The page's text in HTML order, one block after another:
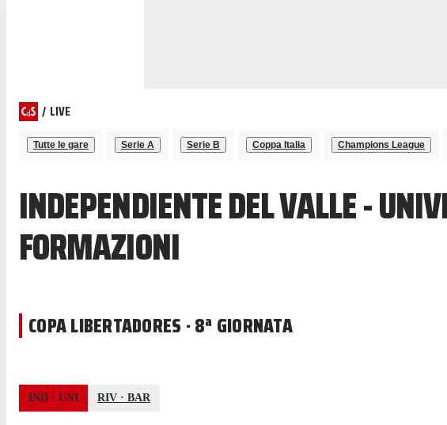
/ LIVE
Tutte le gare Serie A Serie B Coppa Italia Champions League
INDEPENDIENTE DEL VALLE -
FORMAZIONI
COPA LIBERTADORES · 8ª GIORNATA
IND · UNI RIV · BAR